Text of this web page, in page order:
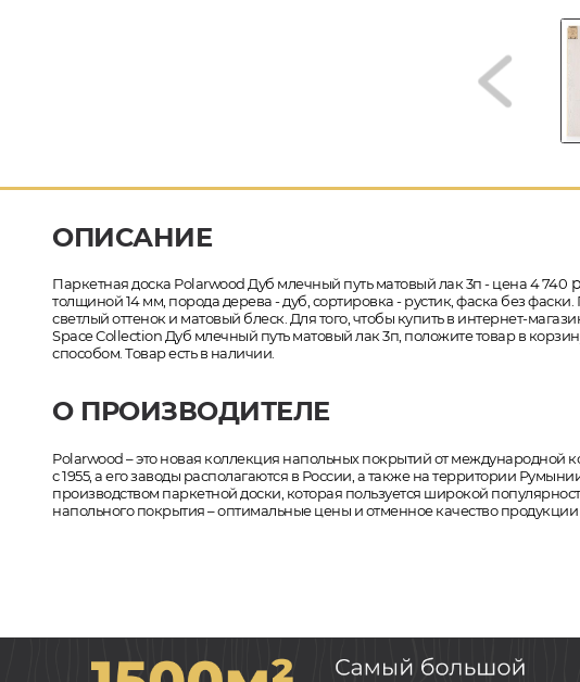
ОПИСАНИЕ
Паркетная доска Polarwood Дуб млечный путь матовый лак 3п - цена 4 740
толщиной 14 мм, порода дерева - дуб, сортировка - рустик, фаска без
светлый оттенок и матовый блеск. Для того, чтобы купить в интернет-
Space Collection Дуб млечный путь матовый лак 3п, положите товар в
способом. Товар есть в наличии.
О ПРОИЗВОДИТЕЛЕ
Polarwood – это новая коллекция напольных покрытий от
с 1955, а его заводы располагаются в России, а также на территории
производством паркетной доски, которая пользуется широкой
напольного покрытия – оптимальные цены и отменное качество продукции